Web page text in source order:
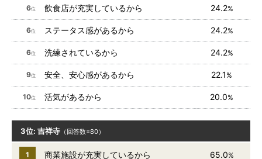
6位 飲食店が充実しているから 24.2%
6位 ステータス感があるから 24.2%
6位 洗練されているから 24.2%
9位 安全、安心感があるから 22.1 %
10位 活気があるから 20.0%
3位: 吉祥寺 （回答数=80）
1 商業施設が充実しているから 65.0%